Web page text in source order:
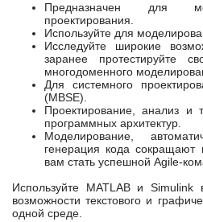
Предназначен для
проектирования.
Используйте для
Исследуйте широкие
заранее протестируйте
многодоменного
Для системного
(MBSE).
Проектирование, анализ и
программных архитектур.
Моделирование,
генерация кода сокращают
вам стать успешной Agile-
Используйте MATLAB и Simulink
возможности текстового и
одной среде.